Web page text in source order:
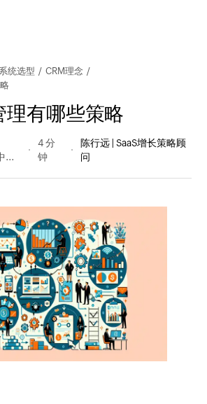
统选型 / CRM理念 /
理有哪些策略
4 分
钟
陈行远 | SaaS增长策略顾
问